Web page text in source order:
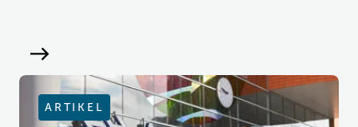
ARTIKEL